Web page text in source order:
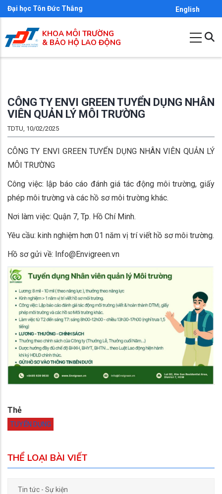
Nhảy
đến
nội
dung
Đại học Tôn Đức Thắng English
KHOA MÔI TRƯỜNG
& BẢO HỘ LAO ĐỘNG
CÔNG TY ENVI GREEN TUYỂN DỤNG NHÂN
VIÊN QUẢN LÝ MÔI TRƯỜNG
TDTU, 10/02/2025
CÔNG TY ENVI GREEN TUYỂN DỤNG NHÂN VIÊN QUẢN LÝ
MÔI TRƯỜNG
Công việc: lập báo cáo đánh giá tác động môi trường, giấy
phép môi trường và các hồ sơ môi trường khác.
Nơi làm việc: Quận 7, Tp. Hồ Chí Minh.
Yêu cầu: kinh nghiệm hơn 01 năm vị trí viết hồ sơ môi trường.
Hồ sơ gửi về: Info@Envigreen.vn
Thẻ
TUYỂN DỤNG
THỂ LOẠI BÀI VIẾT
Tin tức - Sự kiện